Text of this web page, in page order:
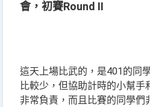
會，初賽Round II
這天上場比武的，是401的同
比較少，但協助計時的小幫手
非常負責，而且比賽的同學們